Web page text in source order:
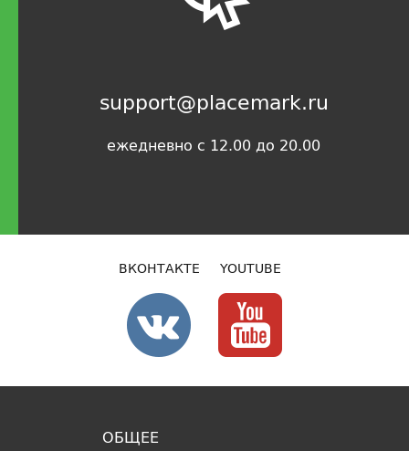
support@placemark.ru
ежедневно с 12.00 до 20.00
ВКОНТАКТЕ YOUTUBE
ОБЩЕЕ